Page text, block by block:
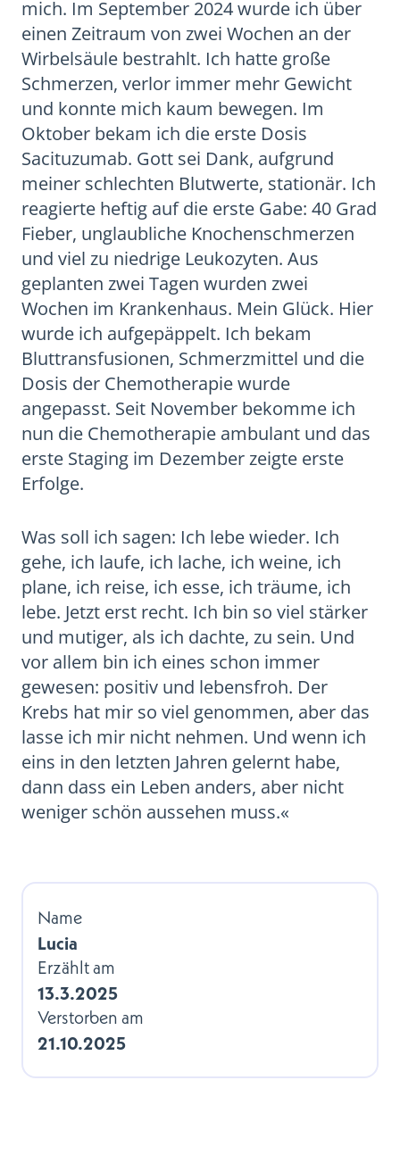
mich. Im September 2024 wurde ich über
einen Zeitraum von zwei Wochen an der
Wirbelsäule bestrahlt. Ich hatte große
Schmerzen, verlor immer mehr Gewicht
und konnte mich kaum bewegen. Im
Oktober bekam ich die erste Dosis
Sacituzumab. Gott sei Dank, aufgrund
meiner schlechten Blutwerte, stationär. Ich
reagierte heftig auf die erste Gabe: 40 Grad
Fieber, unglaubliche Knochenschmerzen
und viel zu niedrige Leukozyten. Aus
geplanten zwei Tagen wurden zwei
Wochen im Krankenhaus. Mein Glück. Hier
wurde ich aufgepäppelt. Ich bekam
Bluttransfusionen, Schmerzmittel und die
Dosis der Chemotherapie wurde
angepasst. Seit November bekomme ich
nun die Chemotherapie ambulant und das
erste Staging im Dezember zeigte erste
Erfolge.
Was soll ich sagen: Ich lebe wieder. Ich
gehe, ich laufe, ich lache, ich weine, ich
plane, ich reise, ich esse, ich träume, ich
lebe. Jetzt erst recht. Ich bin so viel stärker
und mutiger, als ich dachte, zu sein. Und
vor allem bin ich eines schon immer
gewesen: positiv und lebensfroh. Der
Krebs hat mir so viel genommen, aber das
lasse ich mir nicht nehmen. Und wenn ich
eins in den letzten Jahren gelernt habe,
dann dass ein Leben anders, aber nicht
weniger schön aussehen muss.«
Name
Lucia
Erzählt am
13.3.2025
Verstorben am
21.10.2025